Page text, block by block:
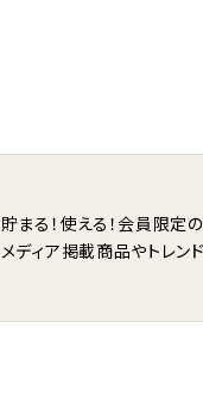
貯まる！使える！会員限定
メディア掲載商品やトレン